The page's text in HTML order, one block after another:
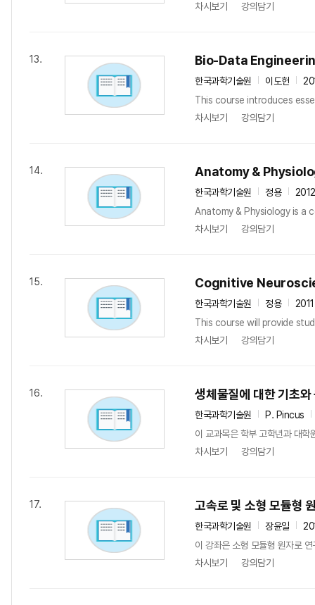
차시보기
강의담기
13. Bio-Data
한국과학기술원 이도헌
This course introduces
차시보기
강의담기
14. Anatomy &
한국과학기술원 정용
Anatomy & Physiology is a
차시보기
강의담기
15. Cognitive
한국과학기술원 정용
This course will provide
차시보기
강의담기
16. 생체물질에 대한 기초와
한국과학기술원
P. Pincus
이 교과목은 학부 고학년과 대학
차시보기
강의담기
17. 고속로 및 소형 모듈형
한국과학기술원 장윤일
이 강좌은 소형 모듈형 원자로
차시보기
강의담기